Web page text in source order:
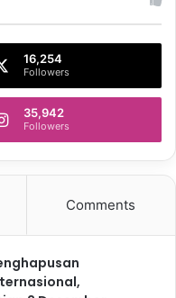
16,254
Followers
35,942
Followers
Comments